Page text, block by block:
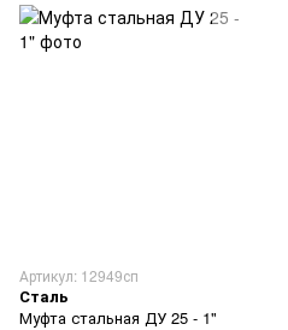
Артикул: 12949сп
Сталь
Муфта стальная ДУ 25 - 1"